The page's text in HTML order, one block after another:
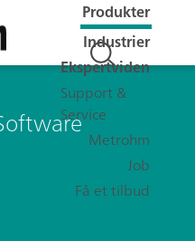
Produkter
Industrier
Ekspertviden
Support &
Service
Metrohm
Job
Få et tilbud